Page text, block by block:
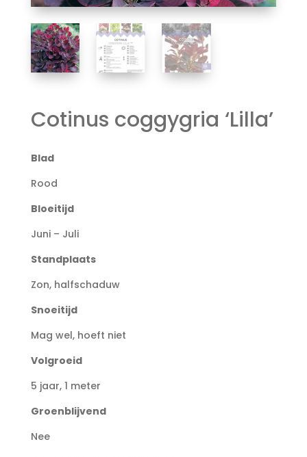
Cotinus coggygria ‘Lilla’
Blad
Rood
Bloeitijd
Juni – Juli
Standplaats
Zon, halfschaduw
Snoeitijd
Mag wel, hoeft niet
Volgroeid
5 jaar, 1 meter
Groenblijvend
Nee